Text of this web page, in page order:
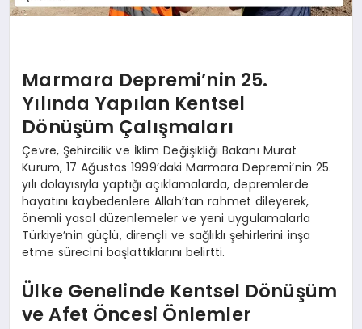
Marmara Depremi’nin 25.
Yılında Yapılan Kentsel
Dönüşüm Çalışmaları
Çevre, Şehircilik ve İklim Değişikliği Bakanı Murat
Kurum, 17 Ağustos 1999’daki Marmara Depremi’nin 25.
yılı dolayısıyla yaptığı açıklamalarda, depremlerde
hayatını kaybedenlere Allah’tan rahmet dileyerek,
önemli yasal düzenlemeler ve yeni uygulamalarla
Türkiye’nin güçlü, dirençli ve sağlıklı şehirlerini inşa
etme sürecini başlattıklarını belirtti.
Ülke Genelinde Kentsel Dönüşüm
ve Afet Öncesi Önlemler